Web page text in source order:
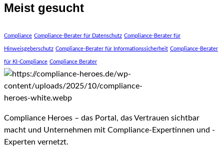
Meist gesucht
Compliance Compliance-Berater für Datenschutz Compliance-Berater für
Hinweisgeberschutz Compliance-Berater für Informationssicherheit Compliance-Berater
für KI-Compliance Compliance Berater
Compliance Heroes – das Portal, das Vertrauen sichtbar
macht und Unternehmen mit Compliance-Expertinnen und -
Experten vernetzt.